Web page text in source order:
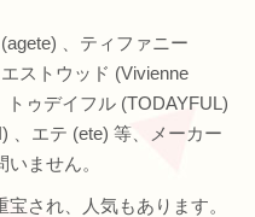
、ティファニー
ストウッド (Vivienne
ゥデイフル (TODAYFUL)
、エテ (ete) 等、メーカー
ません。
され、人気もあります。